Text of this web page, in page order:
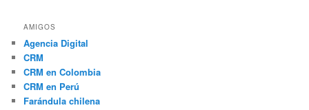
AMIGOS
Agencia Digital
CRM
CRM en Colombia
CRM en Perú
Farándula chilena